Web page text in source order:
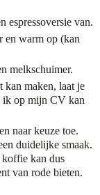
espressoversie van.
en warm op (kan
melkschuimer.
kan maken, laat je
ik op mijn CV kan
naar keuze toe.
duidelijke smaak.
koffie kan dus
van rode bieten.